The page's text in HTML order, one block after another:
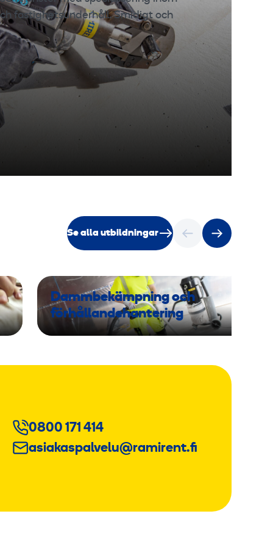
fastighetsunderhåll. Smidigt och
Se alla utbildningar
Dammbekämpning och
förhållandehantering
0800 171 414
asiakaspalvelu@ramirent.fi